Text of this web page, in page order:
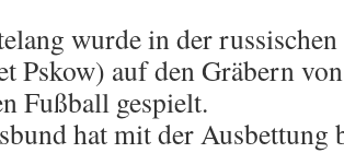
wurde in der
Pskow) auf den Gräbern
Fußball gespielt.
hat mit der Ausbettung